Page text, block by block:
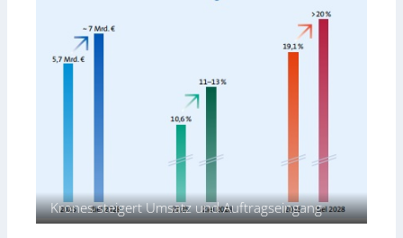
o
d
e
a
h
i
Krones steigert Umsatz und Auftragseingang